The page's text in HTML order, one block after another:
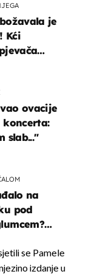
je
Kći
ovacije
koncerta:
slab..."
na
pod
se Pamele
izdanje u